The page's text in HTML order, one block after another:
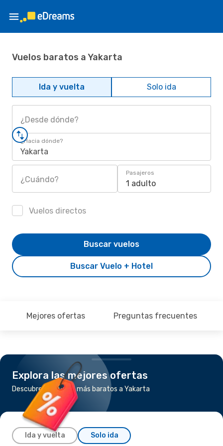
Vuelos baratos a Yakarta
Ida y vuelta Solo ida
¿Desde dónde?
¿Hacia dónde?
Yakarta
¿Cuándo?
Pasajeros
1 adulto
Vuelos directos
Buscar Vuelo + Hotel
Buscar vuelos
Mejores ofertas Preguntas frecuentes
Explora las mejores ofertas
Descubre los vuelos más baratos a Yakarta
Ida y vuelta Solo ida